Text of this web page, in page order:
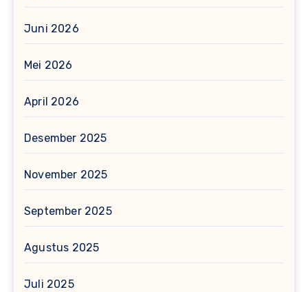
Juni 2026
Mei 2026
April 2026
Desember 2025
November 2025
September 2025
Agustus 2025
Juli 2025